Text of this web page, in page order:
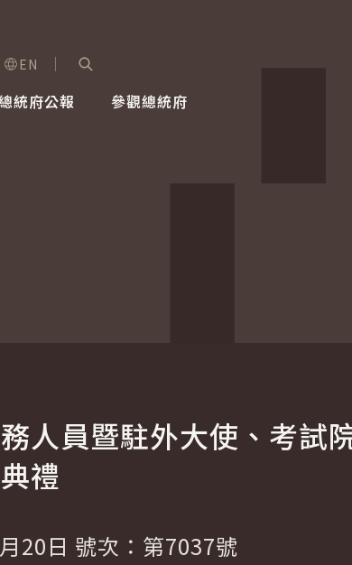
選單
EN
統府公報 參觀總統府
人員暨駐外大使、考試
禮
20日 號次：第7037號